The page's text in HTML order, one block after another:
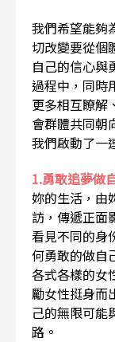
我們希望能夠
切改變要從個
自己的信心與
過程中，同時
更多相互瞭解
會群體共同朝
我們啟動了一
1.勇敢追夢做
妳的生活，由
訪，傳遞正面
看見不同的身
何勇敢的做自
各式各樣的女
勵女性挺身而
己的無限可能
路。